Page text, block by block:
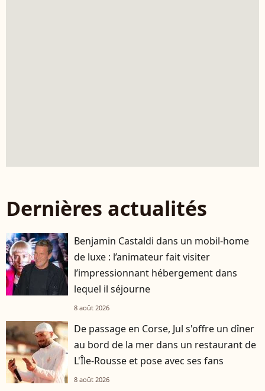
Dernières actualités
Benjamin Castaldi dans un mobil-home
de luxe : l’animateur fait visiter
l’impressionnant hébergement dans
lequel il séjourne
8 août 2026
De passage en Corse, Jul s'offre un dîner
au bord de la mer dans un restaurant de
L'Île-Rousse et pose avec ses fans
8 août 2026